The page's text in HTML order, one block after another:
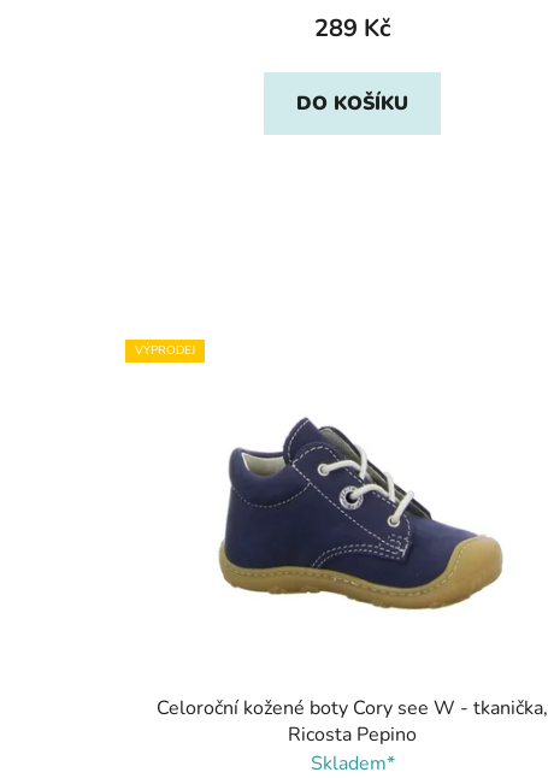
289 Kč
DO KOŠÍKU
VÝPRODEJ
Celoroční kožené boty Cory see W - tkanička,
Ricosta Pepino
Skladem*